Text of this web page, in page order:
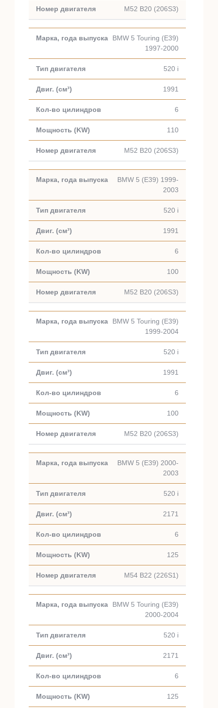
M52 B20 (206S3)
BMW 5 Touring (E39)
1997-2000
520 i
1991
6
110
M52 B20 (206S3)
BMW 5 (E39) 1999-
2003
520 i
1991
6
100
M52 B20 (206S3)
BMW 5 Touring (E39)
1999-2004
520 i
1991
6
100
M52 B20 (206S3)
BMW 5 (E39) 2000-
2003
520 i
2171
6
125
M54 B22 (226S1)
BMW 5 Touring (E39)
2000-2004
520 i
2171
6
125